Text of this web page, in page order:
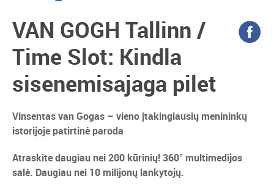
VAN GOGH Tallinn /
Time Slot: Kindla
sisenemisajaga pilet
Vinsentas van Gogas – vieno įtakingiausių menininkų
istorijoje patirtinė paroda
Atraskite daugiau nei 200 kūrinių! 360° multimedijos
salė. Daugiau nei 10 milijonų lankytojų.